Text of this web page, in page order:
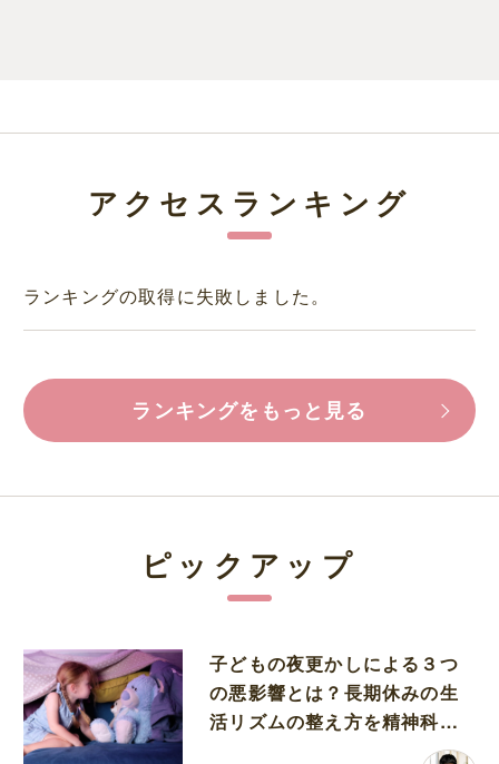
アクセスランキング
ランキングの取得に失敗しました。
ランキングをもっと見る
ピックアップ
子どもの夜更かしによる３つ
の悪影響とは？長期休みの生
活リズムの整え方を精神科医